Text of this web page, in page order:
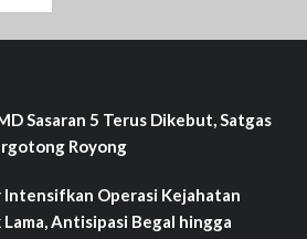
Sasaran 5 Terus Dikebut, Satgas
Royong
Intensifkan Operasi Kejahatan
Lama, Antisipasi Begal hingga